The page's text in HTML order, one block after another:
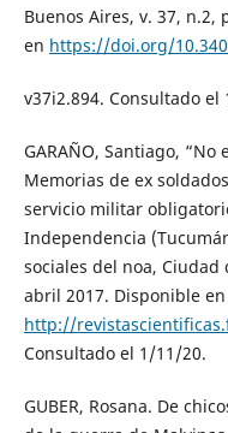
Buenos Aires, v. 37,
en https://doi.org/
v37i2.894. Consultado el
GARAÑO, Santiago,
Memorias de ex
servicio militar
Independencia
sociales del noa, Ciudad
abril 2017. Disponible en
http://
Consultado el 1/11/20.
GUBER, Rosana. De